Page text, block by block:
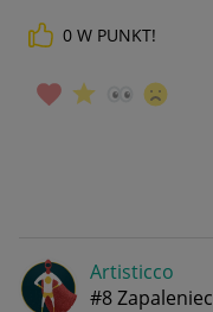
0 W PUNKT!
Artisticco
#8 Zapaleniec